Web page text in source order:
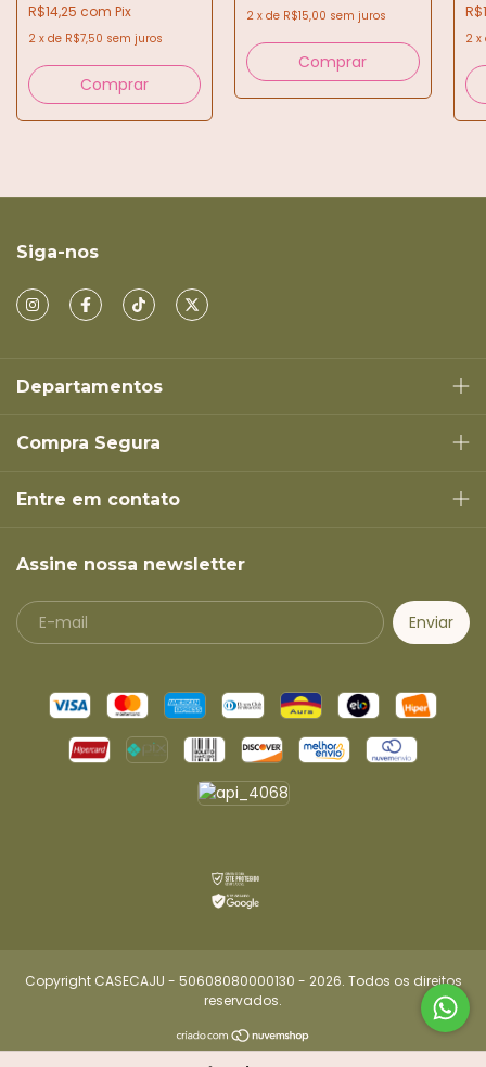
R$14,25 com Pix
2 x de R$7,50 sem juros
Comprar
2 xde R$15,00 sem juros
Comprar
2 x
Siga-nos
Departamentos
Compra Segura
Entre em contato
Assine nossa newsletter
Copyright CASECAJU - 50608080000130 - 2026. Todos os direitos
reservados.